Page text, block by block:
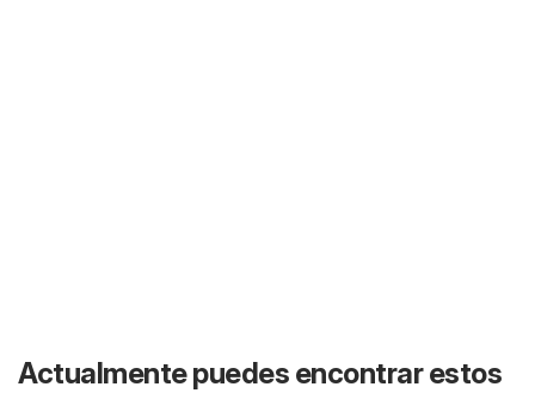
Actualmente puedes encontrar estos